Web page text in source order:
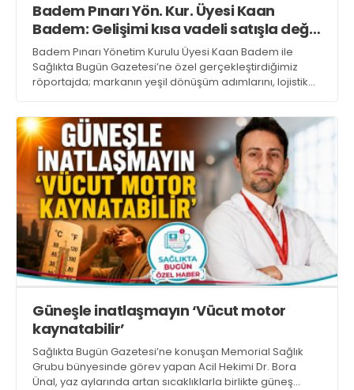
Badem Pınarı Yön. Kur. Üyesi Kaan
Badem: Gelişimi kısa vadeli satışla değil,
kaliteyle ölçüyoruz
Badem Pınarı Yönetim Kurulu Üyesi Kaan Badem ile
Sağlıkta Bugün Gazetesi’ne özel gerçekleştirdiğimiz
röportajda; markanın yeşil dönüşüm adımlarını, lojistik
Güneşle inatlaşmayın ‘Vücut motor
kaynatabilir’
Sağlıkta Bugün Gazetesi’ne konuşan Memorial Sağlık
Grubu bünyesinde görev yapan Acil Hekimi Dr. Bora
Ünal, yaz aylarında artan sıcaklıklarla birlikte güneş
GÖZ HASTALIKLARI
GASTROENTEROLOJİ
ÇOCUK SAĞLIĞI VE HASTALIKLARI
GENEL CERRAHİ
SENDİKALAR
GÖGÜS HASTALIKLARI
DERMATOLOJİ
ENDOKRİNOLOJİ
NÖROLOJİ
ORTOPEDİ VE TRAVMATOLOJİ
DAHİLİYE
FİZİK TEDAVİ VE REHABİLİTASYON
Web TV Galeri
sagliktabugun@gmail.com